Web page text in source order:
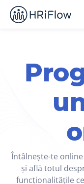
Întâlnește-te
și află totul
funcționalitățile